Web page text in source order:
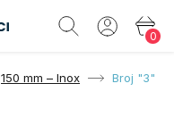
0
150 mm – Inox
Broj "3"